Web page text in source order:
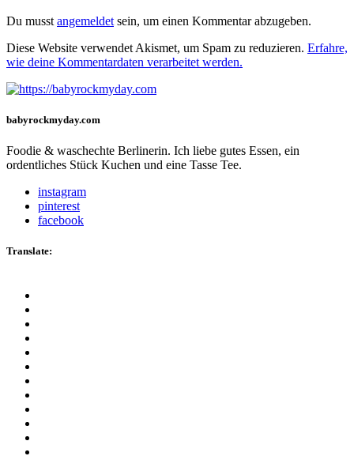
Du musst angemeldet sein, um einen Kommentar abzugeben.
Diese Website verwendet Akismet, um Spam zu reduzieren. Erfahre,
wie deine Kommentardaten verarbeitet werden.
babyrockmyday.com
Foodie & waschechte Berlinerin. Ich liebe gutes Essen, ein
ordentliches Stück Kuchen und eine Tasse Tee.
instagram
pinterest
facebook
Translate: